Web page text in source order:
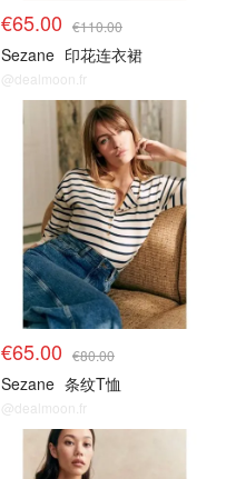
€65.00 €110.00
Sezane 印花连衣裙
@dealmoon.fr
€65.00 €80.00
Sezane 条纹T恤
@dealmoon.fr